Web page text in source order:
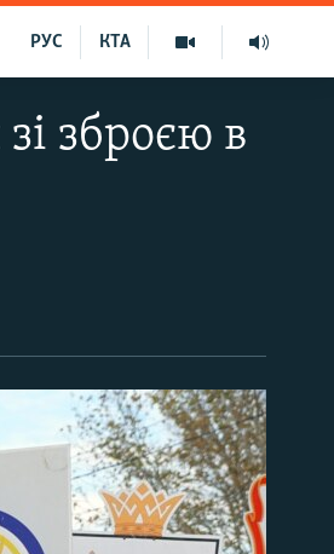
КТА
РУС
зброєю в